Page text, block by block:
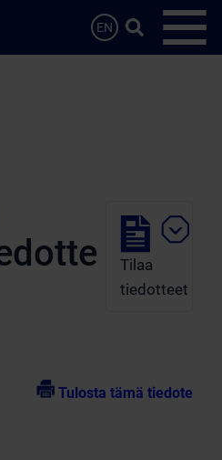
EN
Hae…
Avaa
Tilaa
tiedotteet
Tulosta tämä tiedote